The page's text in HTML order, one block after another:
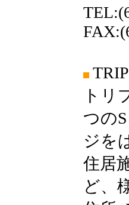
トリ
つの
ジを
住居
ど、